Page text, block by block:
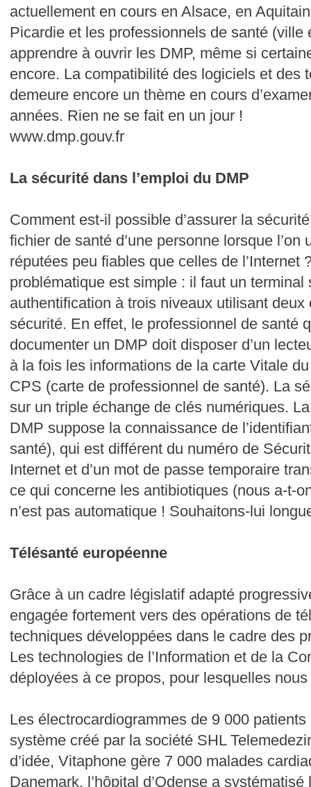
actuellement en cours en Alsace, en
Picardie et les professionnels de santé (ville
apprendre à ouvrir les DMP, même si
encore. La compatibilité des logiciels et des
demeure encore un thème en cours
années. Rien ne se fait en un jour !
www.dmp.gouv.fr
La sécurité dans l’emploi du DMP
Comment est-il possible d’assurer la
fichier de santé d’une personne lorsque
réputées peu fiables que celles de l’Internet
problématique est simple : il faut un terminal
authentification à trois niveaux utilisant deux
sécurité. En effet, le professionnel de santé
documenter un DMP doit disposer d’un
à la fois les informations de la carte Vitale
CPS (carte de professionnel de santé). La
sur un triple échange de clés numériques.
DMP suppose la connaissance de
santé), qui est différent du numéro de
Internet et d’un mot de passe temporaire
ce qui concerne les antibiotiques (nous a-t-
n’est pas automatique ! Souhaitons-lui
Télésanté européenne
Grâce à un cadre législatif adapté
engagée fortement vers des opérations de
techniques développées dans le cadre des
Les technologies de l’Information et de la
déployées à ce propos, pour lesquelles
Les électrocardiogrammes de 9 000
système créé par la société SHL
d’idée, Vitaphone gère 7 000 malades
Danemark, l’hôpital d’Odense a